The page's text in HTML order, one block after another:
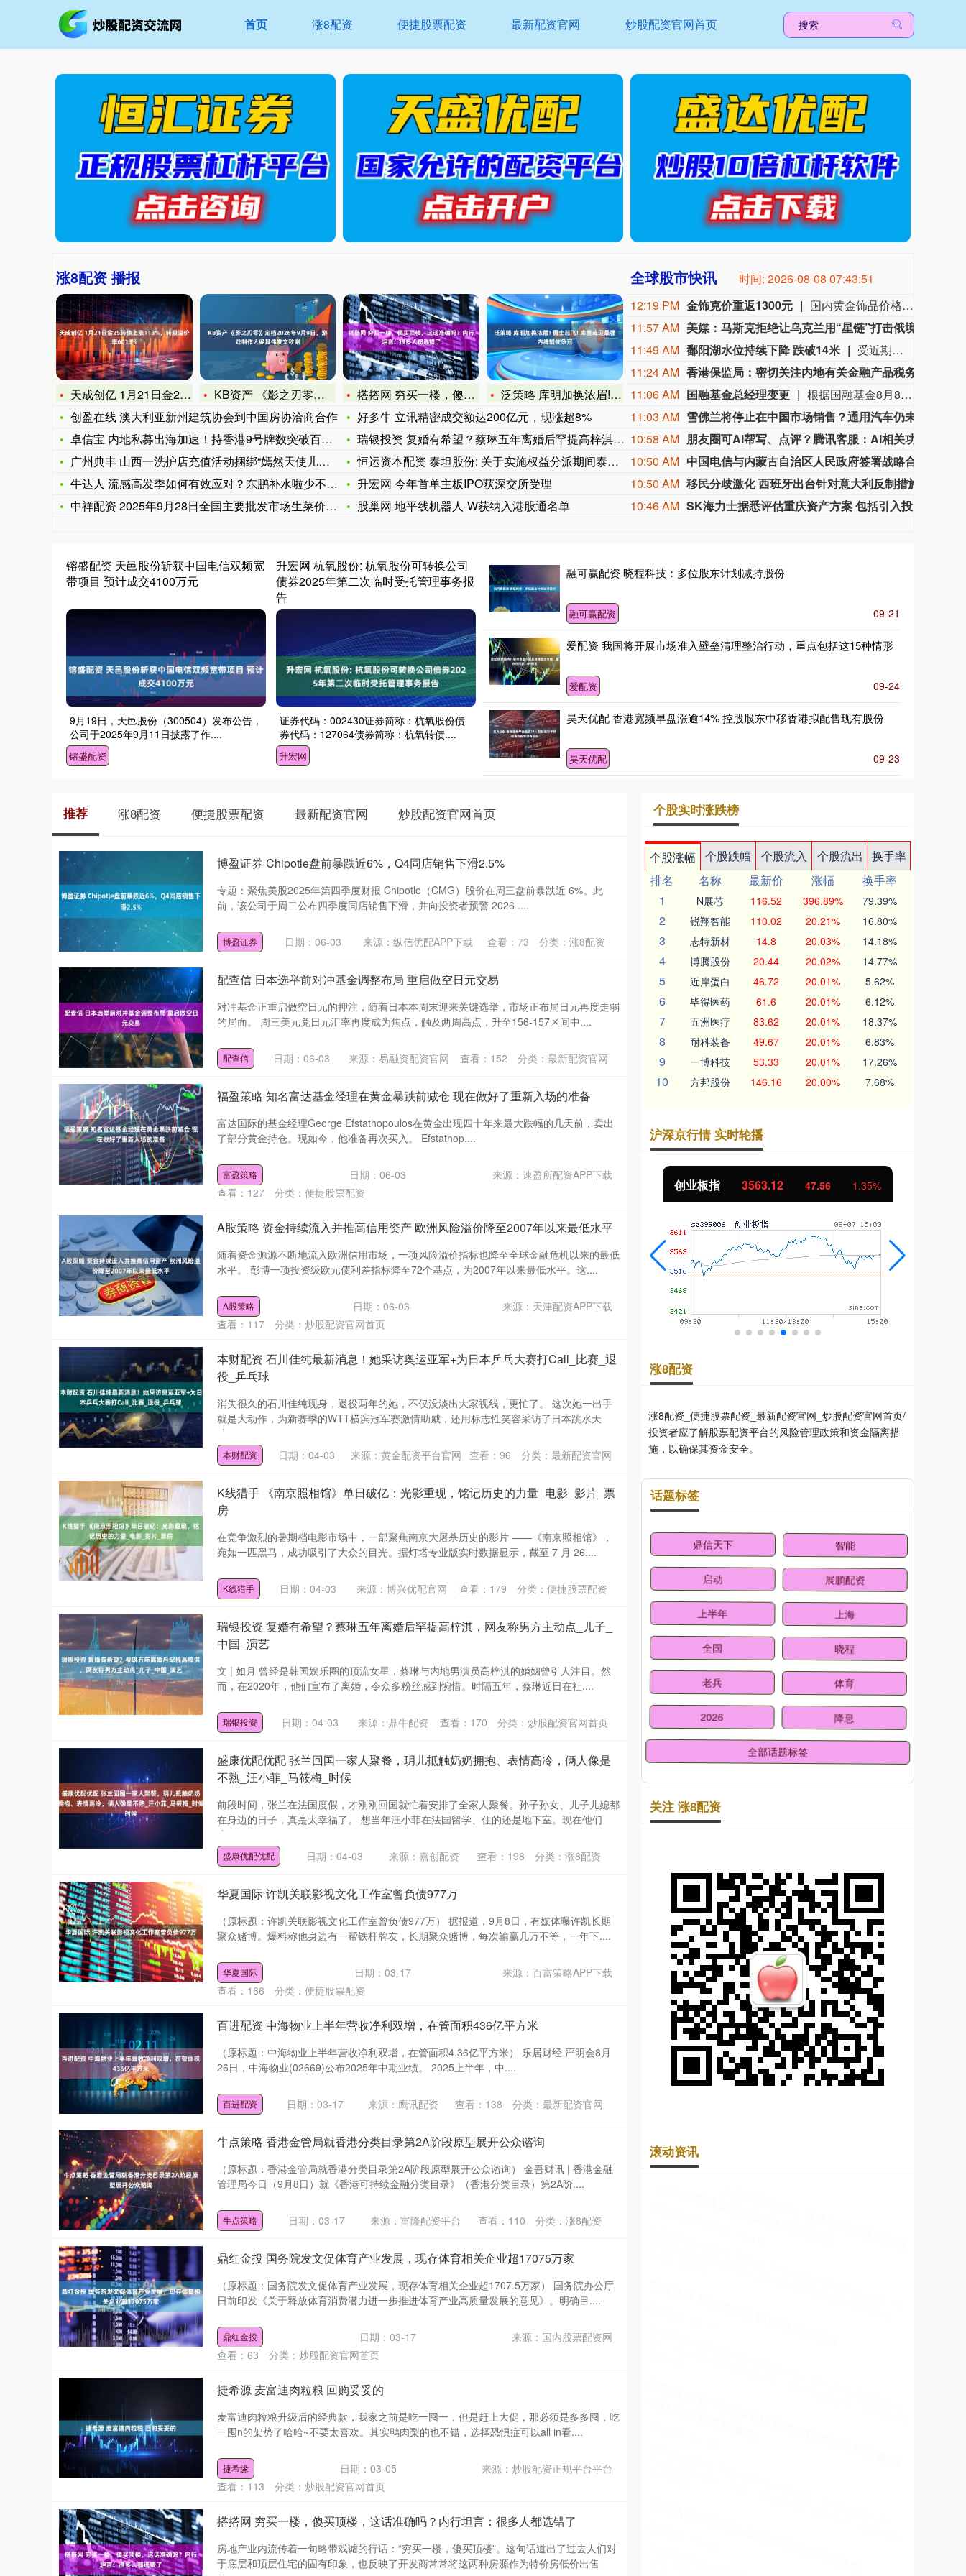
首页 涨8配资 便捷股票配资 最新配资官网 炒股配资官网首页
涨8配资 播报
天成创亿 1月21日金25转债上涨113%，转股溢价率601
KB资产 《影之刃零》定档2026年9月9日，游戏制作人梁其
创盈在线 澳大利亚新州建筑协会到中国房协洽商合作
卓信宝 内地私募出海加速！持香港9号牌数突破百家，头部私募成
广州典丰 山西一洗护店充值活动捆绑“嫣然天使儿童医院”, 充
牛达人 流感高发季如何有效应对？东鹏补水啦少不了！
中祥配资 2025年9月28日全国主要批发市场生菜价格行情
搭搭网 穷买一楼，傻买顶楼，这话准确吗？内行坦言：很多人都选
泛策略 库明加换浓眉! 勇士起飞! 库里或迎最强内线辅佐争冠
好多牛 立讯精密成交额达200亿元，现涨超8%
瑞银投资 复婚有希望？蔡琳五年离婚后罕提高梓淇，网友称男方主
恒运资本配资 泰坦股份: 关于实施权益分派期间泰坦转债暂停转
升宏网 今年首单主板IPO获深交所受理
股巢网 地平线机器人-W获纳入港股通名单
全球股市快讯 时间: 2026-08-08 07:43:52
12:19 PM 金饰克价重返1300元
国内黄金饰品价格对比显示，国内多家品牌足金饰品价格重返1300元，其中周生生足金饰品报1315元/克，周大福报价1308元/克，老庙黄金报价1310元/克。
11:57 AM
11:49 AM 鄱阳湖水位持续下降 跌破14米
受近期持续高温天气影响，我国最大淡水湖鄱阳湖水位快速下降。截至8月8日8时，鄱阳湖标志性水文站星子站水位下降至13.97米，较昨日下降0.13米，鄱阳湖湖口站水位下降至13.84米，湖区两岸退水痕迹明显。（央视新闻）
11:24 AM
11:06 AM 国融基金总经理变更
根据国融基金8月8日公告，总经理毛灵俊因个人原因离任，总经理职位暂由张圆辉代任。根据国融基金安排，该公司董事会选举韩光华拟任公司总经理，待韩光华完成相关程序后履职。
11:03 AM
10:58 AM
10:50 AM
10:50 AM
10:46 AM
SK海力士据悉评估重庆资产方案 包括引入投资者
镕盛配资 天邑股份斩获中国电信双频宽
带项目 预计成交4100万元
9月19日，天邑股份（300504）发布公告，
公司于2025年9月11日披露了作....
镕盛配资
升宏网 杭氧股份: 杭氧股份可转换公司
债券2025年第二次临时受托管理事务报
告
证券代码：002430证券简称：杭氧股份债
券代码：127064债券简称：杭氧转债....
升宏网
融可赢配资 晓程科技：多位股东计划减持股份
融可赢配资 09-21
爱配资 我国将开展市场准入壁垒清理整治行动，重点包括这15种情形
爱配资 09-24
昊天优配 香港宽频早盘涨逾14% 控股股东中移香港拟配售现有股份
昊天优配 09-23
推荐 涨8配资 便捷股票配资 最新配资官网 炒股配资官网首页
博盈证券 Chipotle盘前暴跌近6%，Q4同店销售下滑2.5%
专题：聚焦美股2025年第四季度财报 Chipotle（CMG）股价在周三盘前暴跌近 6%。此
前，该公司于周二公布四季度同店销售下滑，并向投资者预警 2026 ....
博盈证券 日期：06-03 来源：纵信优配APP下载 查看： 73 分类： 涨8配资
配查信 日本选举前对冲基金调整布局 重启做空日元交易
对冲基金正重启做空日元的押注，随着日本本周末迎来关键选举，市场正布局日元再度走弱
的局面。 周三美元兑日元汇率再度成为焦点，触及两周高点，升至156-157区间中....
配查信 日期：06-03 来源：易融资配资官网 查看： 152 分类：最新配资官网
福盈策略 知名富达基金经理在黄金暴跌前减仓 现在做好了重新入场的准备
富达国际的基金经理George Efstathopoulos在黄金出现四十年来最大跌幅的几天前，卖出
了部分黄金持仓。现如今，他准备再次买入。 Efstathop....
富盈策略 日期：06-03
来源：速盈所配资APP下载
查看： 127 分类： 便捷股票配资
A股策略 资金持续流入并推高信用资产 欧洲风险溢价降至2007年以来最低水平
随着资金源源不断地流入欧洲信用市场，一项风险溢价指标也降至全球金融危机以来的最低
水平。 彭博一项投资级欧元债利差指标降至72个基点，为2007年以来最低水平。这....
A股策略 日期：06-03
来源：天津配资APP下载
查看： 117 分类： 炒股配资官网首页
本财配资 石川佳纯最新消息！她采访奥运亚军+为日本乒乓大赛打Call_比赛_退
役_乒乓球
消失很久的石川佳纯现身，退役两年的她，不仅没淡出大家视线，更忙了。 这次她一出手
就是大动作，为新赛季的WTT横滨冠军赛激情助威，还用标志性笑容采访了日本跳水天
才....
本财配资 日期：04-03 来源：黄金配资平台官网 查看： 96 分类： 最新配资官网
K线猎手 《南京照相馆》单日破亿：光影重现，铭记历史的力量_电影_影片_票
房
在竞争激烈的暑期档电影市场中，一部聚焦南京大屠杀历史的影片 ——《南京照相馆》，
宛如一匹黑马，成功吸引了大众的目光。据灯塔专业版实时数据显示，截至 7 月 26....
K线猎手 日期：04-03 来源：博兴优配官网 查看： 179 分类： 便捷股票配资
瑞银投资 复婚有希望？蔡琳五年离婚后罕提高梓淇，网友称男方主动点_儿子_
中国_演艺
文 | 如月 曾经是韩国娱乐圈的顶流女星，蔡琳与内地男演员高梓淇的婚姻曾引人注目。然
而，在2020年，他们宣布了离婚，令众多粉丝感到惋惜。时隔五年，蔡琳近日在社....
瑞银投资 日期：04-03 来源：鼎牛配资 查看： 170 分类： 炒股配资官网首页
盛康优配优配 张兰回国一家人聚餐，玥儿抵触奶奶拥抱、表情高冷，俩人像是
不熟_汪小菲_马筱梅_时候
前段时间，张兰在法国度假，才刚刚回国就忙着安排了全家人聚餐。孙子孙女、儿子儿媳都
在身边的日子，真是太幸福了。 想当年汪小菲在法国留学、住的还是地下室。现在他们
生....
盛康优配优配 日期：04-03 来源：嘉创配资 查看： 198 分类：涨8配资
华夏国际 许凯关联影视文化工作室曾负债977万
（原标题：许凯关联影视文化工作室曾负债977万） 据报道，9月8日，有媒体曝许凯长期
聚众赌博。爆料称他身边有一帮铁杆牌友，长期聚众赌博，每次输赢几万不等，一年下....
华夏国际 日期：03-17
来源：百富策略APP下载
查看： 166 分类： 便捷股票配资
百进配资 中海物业上半年营收净利双增，在管面积436亿平方米
（原标题：中海物业上半年营收净利双增，在管面积4.36亿平方米） 乐居财经 严明会8月
26日，中海物业(02669)公布2025年中期业绩。 2025上半年，中....
百进配资 日期：03-17 来源：鹰讯配资 查看： 138 分类： 最新配资官网
牛点策略 香港金管局就香港分类目录第2A阶段原型展开公众谘询
（原标题：香港金管局就香港分类目录第2A阶段原型展开公众谘询） 金吾财讯 | 香港金融
管理局今日（9月8日）就《香港可持续金融分类目录》（香港分类目录）第2A阶....
牛点策略 日期：03-17 来源：富隆配资平台 查看： 110 分类：涨8配资
鼎红金投 国务院发文促体育产业发展，现存体育相关企业超17075万家
（原标题：国务院发文促体育产业发展，现存体育相关企业超1707.5万家） 国务院办公厅
日前印发《关于释放体育消费潜力进一步推进体育产业高质量发展的意见》。明确目....
鼎红金投 日期：03-17
来源：国内股票配资网
查看： 63 分类： 炒股配资官网首页
捷希源 麦富迪肉粒粮 回购妥妥的
麦富迪肉粒粮升级后的经典款，我家之前是吃一囤一，但是赶上大促，那必须是多多囤，吃
一囤n的架势了哈哈~不要太喜欢。其实鸭肉梨的也不错，选择恐惧症可以all in看....
捷希缘 日期：03-05
来源：炒股配资正规平台平台
查看： 113 分类： 炒股配资官网首页
搭搭网 穷买一楼，傻买顶楼，这话准确吗？内行坦言：很多人都选错了
房地产业内流传着一句略带戏谑的行话：“穷买一楼，傻买顶楼”。这句话道出了过去人们对
于底层和顶层住宅的固有印象，也反映了开发商常常将这两种房源作为特价房低价出售
个股实时涨跌榜
个股涨幅 个股跌幅 个股流入 个股流出
换手率
排名
名称 最新价 涨幅
换手率
1
N展芯 116.52 396.89% 79.39%
2 锐翔智能 110.02 20.21% 16.80%
3 志特新材 14.8 20.03% 14.18%
4 博腾股份 20.44 20.02% 14.77%
5 近岸蛋白 46.72 20.01% 5.62%
6 毕得医药 61.6 20.01% 6.12%
7 五洲医疗 83.62 20.01% 18.37%
8 耐科装备 49.67 20.01% 6.83%
9 一博科技 53.33 20.01% 17.26%
10 方邦股份 146.16 20.00% 7.68%
沪深京行情 实时轮播
0.93% 北证50 1134.24 11.37 1.01% 3563.12 基金指数 7242.10 12.30 0.17%
涨8配资
涨8配资_便捷股票配资_最新配资官网_炒股配资官网首页/
投资者应了解股票配资平台的风险管理政策和资金隔离措
施，以确保其资金安全。
话题标签
鼎信天下 智能
启动 展鹏配资
上半年 上海
全国 晓程
老兵 体育
2026 降息
全部话题标签
关注 涨8配资
滚动资讯